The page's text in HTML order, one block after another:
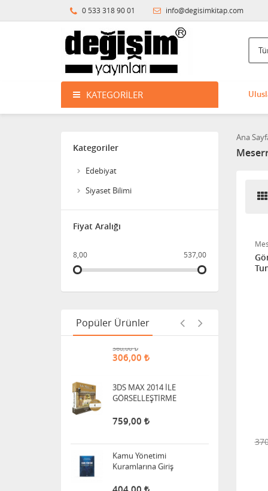
0 533 318 90 01 info@degisimkitap.com
KATEGORILER
Kategoriler
Edebiyat
Siyaset Bilimi
Fiyat Aralığı
8,00 537,00
Popüler Ürünler
Anadolu'nun Eski
Çağlarında İnanç Olgusu
ve Yönetim Anlayışı
718,00
610,30
528,00
İKTİSAT BİLİMİNE GİRİŞ
Genel İşletme Kavramlar
360,00
3DS MAX 2014 İLE
759,00
Kamu Yönetimi
404,00
Ana